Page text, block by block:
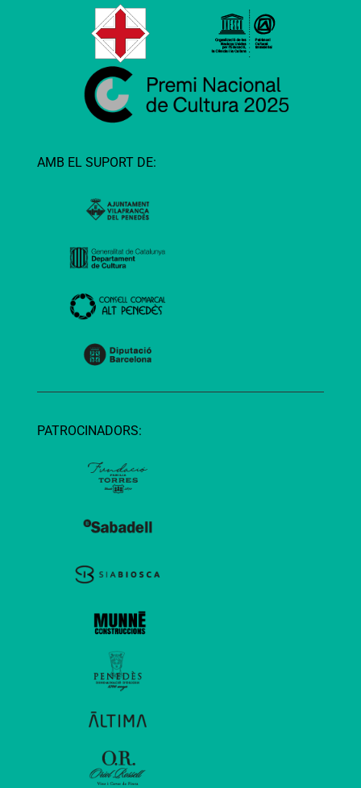
AMB EL SUPORT DE:
PATROCINADORS: